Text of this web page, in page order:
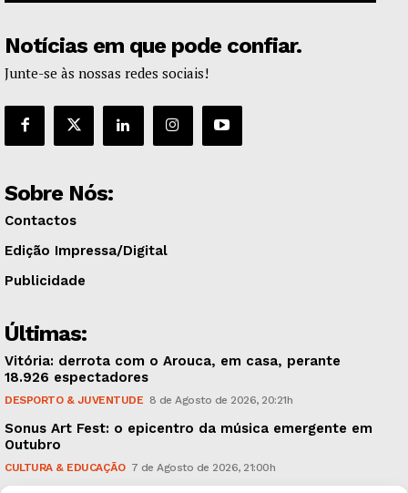
Notícias em que pode confiar.
Junte-se às nossas redes sociais!
Sobre Nós:
Contactos
Edição Impressa/Digital
Publicidade
Últimas:
Vitória: derrota com o Arouca, em casa, perante
18.926 espectadores
DESPORTO & JUVENTUDE 8 de Agosto de 2026, 20:21h
Sonus Art Fest: o epicentro da música emergente em
Outubro
CULTURA & EDUCAÇÃO 7 de Agosto de 2026, 21:00h